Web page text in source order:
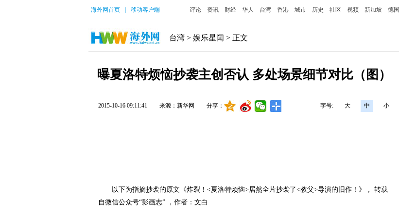
海外网首页 移动客户端 评论 资讯 财经 华人 台湾 香港 城市 历史 社区 视频 新加坡 德国
台湾 > 娱乐星闻 > 正文
曝夏洛特烦恼抄袭主创否认 多处场景细节对比（图）
2015-10-16 09:11:41 来源：新华网 分享： 字号: 大 中 小
以下为指摘抄袭的原文《炸裂！<夏洛特烦恼>居然全片抄袭了<教父>导演的旧作！》， 转载
自微信公众号“影画志” ，作者：文白